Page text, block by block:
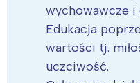
wychowawcze i
Edukacja
wartości tj.
uczciwość.